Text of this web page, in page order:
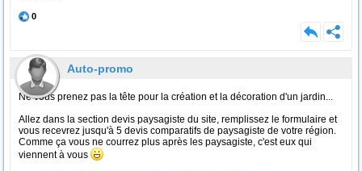
0
Auto-promo
Ne vous prenez pas la tête pour la création et la décoration d'un jardin...
Allez dans la section devis paysagiste du site, remplissez le formulaire et
vous recevrez jusqu'à 5 devis comparatifs de paysagiste de votre région.
Comme ça vous ne courrez plus après les paysagiste, c'est eux qui
viennent à vous